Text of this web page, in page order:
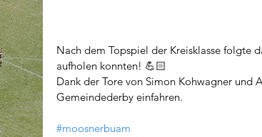
Nach dem Topspiel der Kreisklasse folgte
aufholen konnten! 💪🏻
Dank der Tore von Simon Kohwagner und
Gemeindederby einfahren.
#moosnerbuam